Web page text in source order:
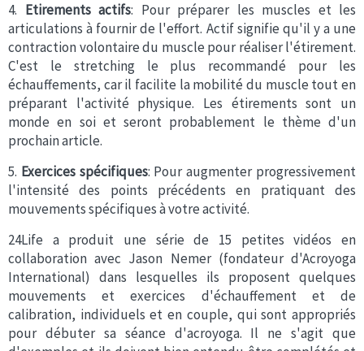
4. Etirements actifs: Pour préparer les muscles et les
articulations à fournir de l'effort. Actif signifie qu'il y a une
contraction volontaire du muscle pour réaliser l'étirement.
C'est le stretching le plus recommandé pour les
échauffements, car il facilite la mobilité du muscle tout en
préparant l'activité physique. Les étirements sont un
monde en soi et seront probablement le thème d'un
prochain article.
5. Exercices spécifiques: Pour augmenter progressivement
l'intensité des points précédents en pratiquant des
mouvements spécifiques à votre activité.
24Life a produit une série de 15 petites vidéos en
collaboration avec Jason Nemer (fondateur d'Acroyoga
International) dans lesquelles ils proposent quelques
mouvements et exercices d'échauffement et de
calibration, individuels et en couple, qui sont appropriés
pour débuter sa séance d'acroyoga. Il ne s'agit que